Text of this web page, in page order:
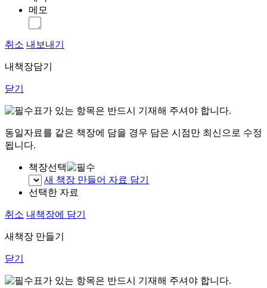
메모
취소 내보내기
내책장담기
닫기
표가 있는 항목은 반드시 기재해 주셔야 합니다.
동일자료를 같은 책장에 담을 경우 담은 시점만 최신으로 수정
됩니다.
책장선택
새 책장 만들어 자료 담기
선택한 자료
취소 내책장에 담기
새책장 만들기
닫기
표가 있는 항목은 반드시 기재해 주셔야 합니다.